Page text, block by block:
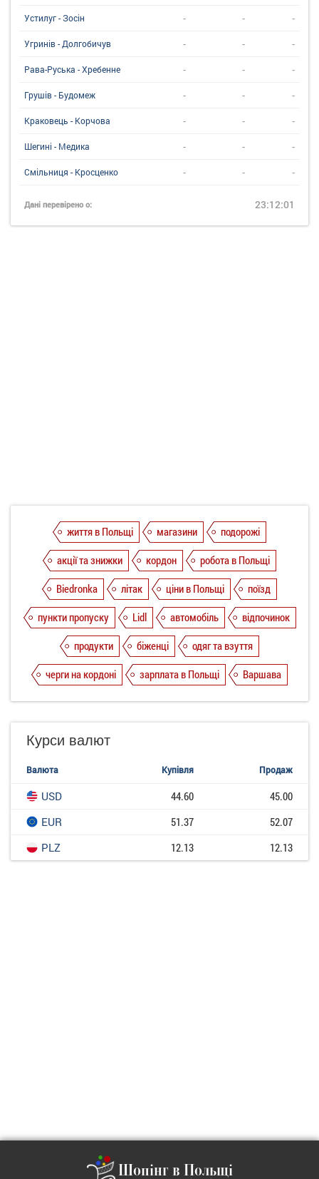
Устилуг - Зосін - - -
Угринiв - Долгобичув - - -
Рава-Руська - Хребенне - - -
Грушів - Будомеж - - -
Краковець - Корчова - - -
Шегині - Медика - - -
Смільниця - Кросценко - - -
Дані перевірено о: 23:12:01
життя в Польщі магазини
подорожі
акції та знижки
кордон
робота в Польщі
Biedronka
літак ціни в Польщі
поїзд
пункти пропуску
Lidl автомобіль
відпочинок
продукти
біженці
одяг та взуття
черги на кордоні
зарплата в Польщі Варшава
Курси валют
Валюта Купівля Продаж
USD 44.60
45.00
EUR
51.37
52.07
PLZ
12.13 12.13
Шопінг в Польщі